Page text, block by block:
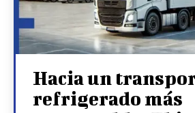
Hacia un
refrigerado más